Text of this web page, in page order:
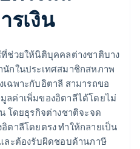
รเงิน
ช่วยให้นิติบุคคลต่างชาติบาง
นักในประเทศสมาชิกสหภาพ
ฉพาะกับอิตาลี สามารถขอ
ลค่าเพิ่มของอิตาลีได้โดยไม่
โดยธุรกิจต่างชาติจะจด
ตาลีโดยตรง ทำให้กลายเป็น
ละต้องรับผิดชอบด้านภาษี